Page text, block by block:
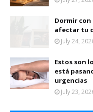
Dormir con
afectar tu
July 24,
Estos son
está
urgencias
July 23,